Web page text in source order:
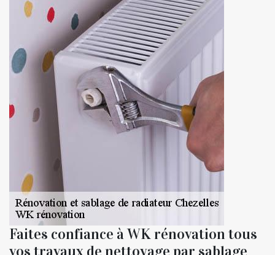
Faites confiance à WK rénovation tous
vos travaux de nettoyage par sablage